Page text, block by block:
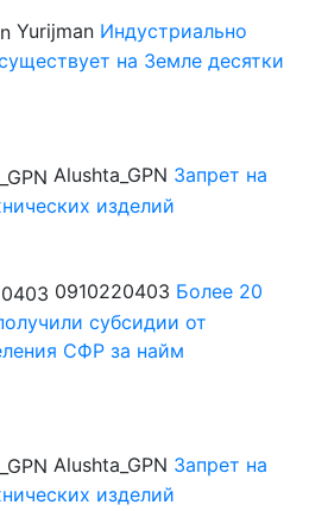
Yurijman Индустриально
на Земле десятки
Alushta_GPN Запрет на
изделий
0910220403 Более 20
субсидии от
СФР за найм
Alushta_GPN Запрет на
изделий